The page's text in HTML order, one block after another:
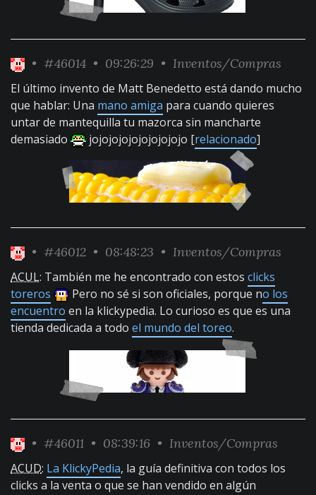
• #46014 • 09:26:29 • Inventos/Compras
El último invento de Matt Benedetto está dando mucho
que hablar: Una mano amiga para cuando quieres
untar de mantequilla tu mazorca sin mancharte
demasiado
jojojojojojojojojojo [relacionado]
• #46012 • 08:48:23 • Inventos/Compras
ACUL: También me he encontrado con estos clicks
toreros
Pero no sé si son oficiales, porque no los
encuentro en la klickypedia. Lo curioso es que es una
tienda dedicada a todo el mundo del toreo.
• #46011 • 08:39:16 • Inventos/Compras
ACUD: La KlickyPedia, la guía definitiva con todos los
clicks a la venta o que se han vendido en algún